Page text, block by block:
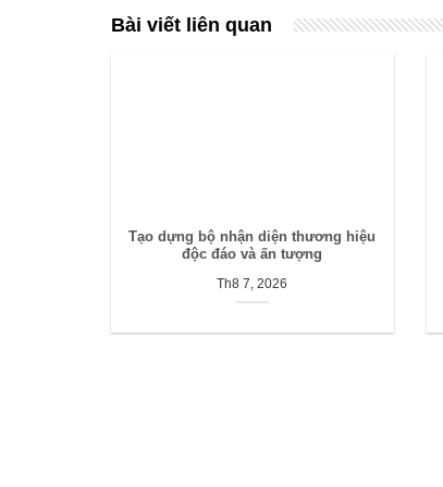
Bài viết liên quan
Tạo dựng bộ nhận diện thương hiệu
độc đáo và ấn tượng
Th8 7, 2026